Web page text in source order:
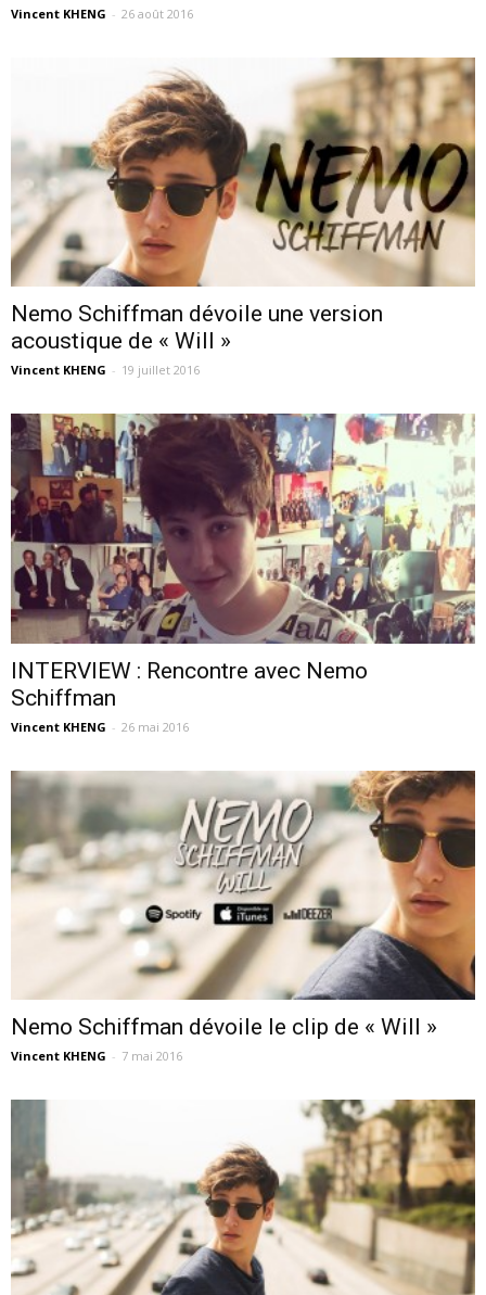
Vincent KHENG - 26 août 2016
Nemo Schiffman dévoile une version
acoustique de « Will »
Vincent KHENG - 19 juillet 2016
INTERVIEW : Rencontre avec Nemo
Schiffman
Vincent KHENG - 26 mai 2016
Nemo Schiffman dévoile le clip de « Will »
Vincent KHENG - 7 mai 2016